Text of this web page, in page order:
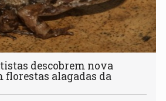
descobrem nova
florestas alagadas da